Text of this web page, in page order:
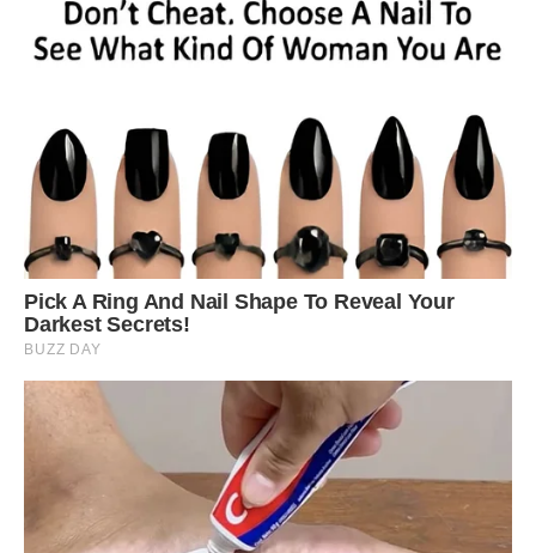
Тільки Іван не збирався її доглядати. Якось він приїхав до
матері і сказав:
Мамуля, давай, збирай речі. Тут тобі самотньо, тата давно
не стало. Я хочу особисте життя налагодити, а за тобою
догляд потрібний. Коли мені це робити? Ніколи. Я
постійно працюю. Що ти тільки місце у квартирі займаєш?
Тобі компанія потрібна.
Про що ти, Іване? Мені й тут добре. Невже ти не можеш
приїхати допомогти мені? Ліки подати? Я ж люблю тебе. Я
ж тебе виростила.
Досить голосити, збирайся, я вже домовився, на тебе там
чекають.